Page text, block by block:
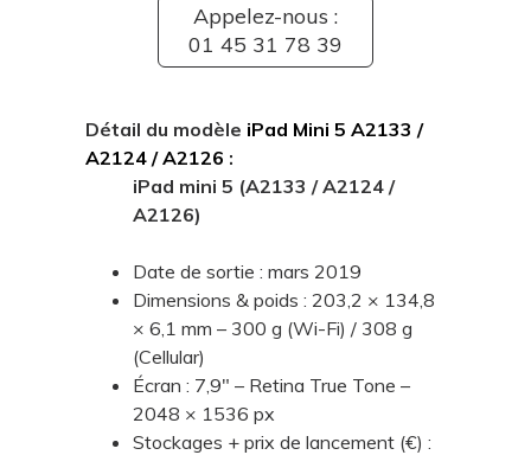
Appelez-nous :
01 45 31 78 39
Détail du modèle iPad Mini 5 A2133 /
A2124 / A2126 :
iPad mini 5 (A2133 / A2124 /
A2126)
Date de sortie : mars 2019
Dimensions & poids : 203,2 × 134,8
× 6,1 mm – 300 g (Wi-Fi) / 308 g
(Cellular)
Écran : 7,9" – Retina True Tone –
2048 × 1536 px
Stockages + prix de lancement (€) :